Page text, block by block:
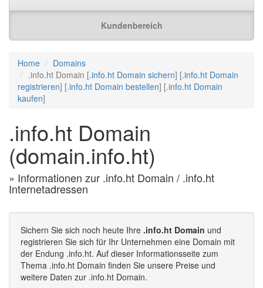
Kundenbereich
Home
Domains
.info.ht Domain [.info.ht Domain sichern] [.info.ht Domain
registrieren] [.info.ht Domain bestellen] [.info.ht Domain
kaufen]
.info.ht Domain
(domain.info.ht)
» Informationen zur .info.ht Domain / .info.ht
Internetadressen
Sichern Sie sich noch heute Ihre .info.ht Domain und
registrieren Sie sich für Ihr Unternehmen eine Domain mit
der Endung .info.ht. Auf dieser Informationsseite zum
Thema .info.ht Domain finden Sie unsere Preise und
weitere Daten zur .info.ht Domain.